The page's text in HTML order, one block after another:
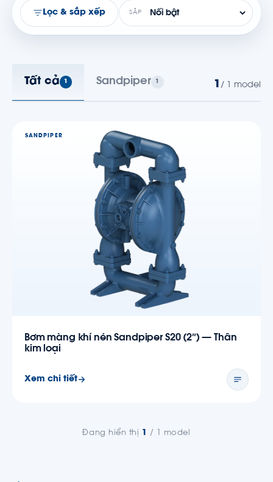
Lọc & sắp xếp SẮP
Tất cả 1 Sandpiper 1 1 / 1 model
SANDPIPER
Bơm màng khí nén Sandpiper S20 (2″) — Thân
kim loại
Xem chi tiết
Đang hiển thị / 1 model